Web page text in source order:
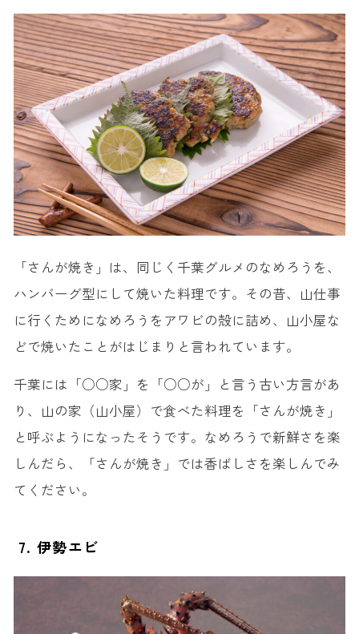
「さんが焼き」は、同じく千葉グルメのなめろうを、
ハンバーグ型にして焼いた料理です。その昔、山仕事
に行くためになめろうをアワビの殻に詰め、山小屋な
どで焼いたことがはじまりと言われています。
千葉には「○○家」を「○○が」と言う古い方言があ
り、山の家（山小屋）で食べた料理を「さんが焼き」
と呼ぶようになったそうです。なめろうで新鮮さを楽
しんだら、「さんが焼き」では香ばしさを楽しんでみ
てください。
7. 伊勢エビ